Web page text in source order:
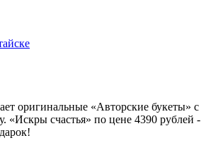
оригинальные «Авторские букеты» с
«Искры счастья» по цене 4390 рублей -